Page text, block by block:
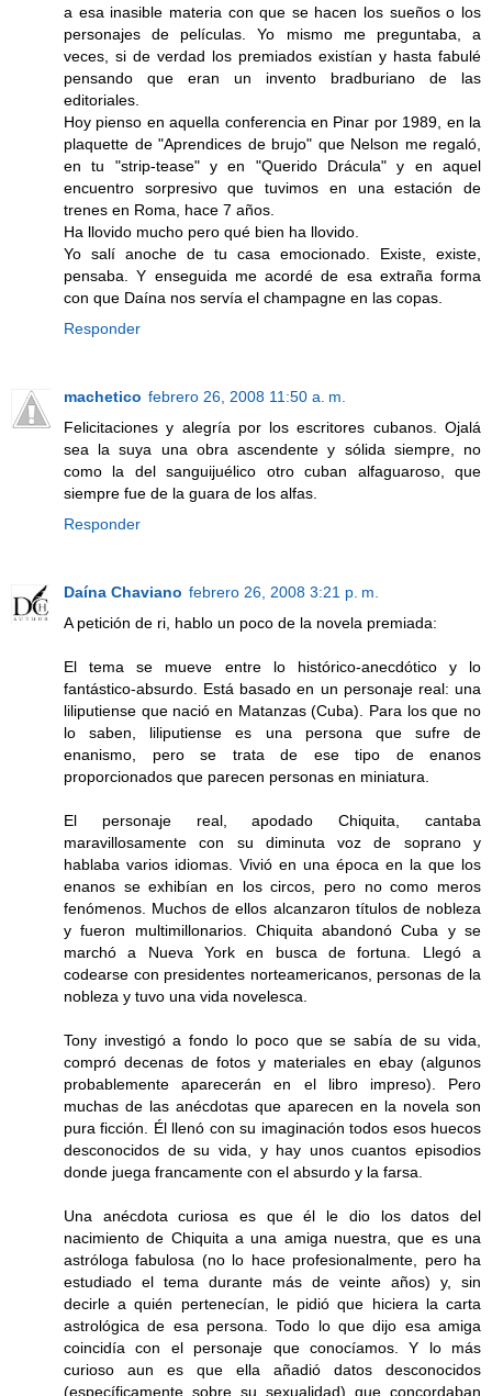
a esa inasible materia con que se hacen los sueños o los
personajes de películas. Yo mismo me preguntaba, a
veces, si de verdad los premiados existían y hasta fabulé
pensando que eran un invento bradburiano de las
editoriales.
Hoy pienso en aquella conferencia en Pinar por 1989, en la
plaquette de "Aprendices de brujo" que Nelson me regaló,
en tu "strip-tease" y en "Querido Drácula" y en aquel
encuentro sorpresivo que tuvimos en una estación de
trenes en Roma, hace 7 años.
Ha llovido mucho pero qué bien ha llovido.
Yo salí anoche de tu casa emocionado. Existe, existe,
pensaba. Y enseguida me acordé de esa extraña forma
con que Daína nos servía el champagne en las copas.
Responder
machetico febrero 26, 2008 11:50 a. m.
Felicitaciones y alegría por los escritores cubanos. Ojalá
sea la suya una obra ascendente y sólida siempre, no
como la del sanguijuélico otro cuban alfaguaroso, que
siempre fue de la guara de los alfas.
Responder
Daína Chaviano febrero 26, 2008 3:21 p. m.
A petición de ri, hablo un poco de la novela premiada:
El tema se mueve entre lo histórico-anecdótico y lo
fantástico-absurdo. Está basado en un personaje real: una
liliputiense que nació en Matanzas (Cuba). Para los que no
lo saben, liliputiense es una persona que sufre de
enanismo, pero se trata de ese tipo de enanos
proporcionados que parecen personas en miniatura.
El personaje real, apodado Chiquita, cantaba
maravillosamente con su diminuta voz de soprano y
hablaba varios idiomas. Vivió en una época en la que los
enanos se exhibían en los circos, pero no como meros
fenómenos. Muchos de ellos alcanzaron títulos de nobleza
y fueron multimillonarios. Chiquita abandonó Cuba y se
marchó a Nueva York en busca de fortuna. Llegó a
codearse con presidentes norteamericanos, personas de la
nobleza y tuvo una vida novelesca.
Tony investigó a fondo lo poco que se sabía de su vida,
compró decenas de fotos y materiales en ebay (algunos
probablemente aparecerán en el libro impreso). Pero
muchas de las anécdotas que aparecen en la novela son
pura ficción. Él llenó con su imaginación todos esos huecos
desconocidos de su vida, y hay unos cuantos episodios
donde juega francamente con el absurdo y la farsa.
Una anécdota curiosa es que él le dio los datos del
nacimiento de Chiquita a una amiga nuestra, que es una
astróloga fabulosa (no lo hace profesionalmente, pero ha
estudiado el tema durante más de veinte años) y, sin
decirle a quién pertenecían, le pidió que hiciera la carta
astrológica de esa persona. Todo lo que dijo esa amiga
coincidía con el personaje que conocíamos. Y lo más
curioso aun es que ella añadió datos desconocidos
(específicamente sobre su sexualidad) que concordaban